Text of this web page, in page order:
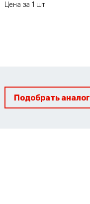
Цена за 1 шт.
Подобрать аналог